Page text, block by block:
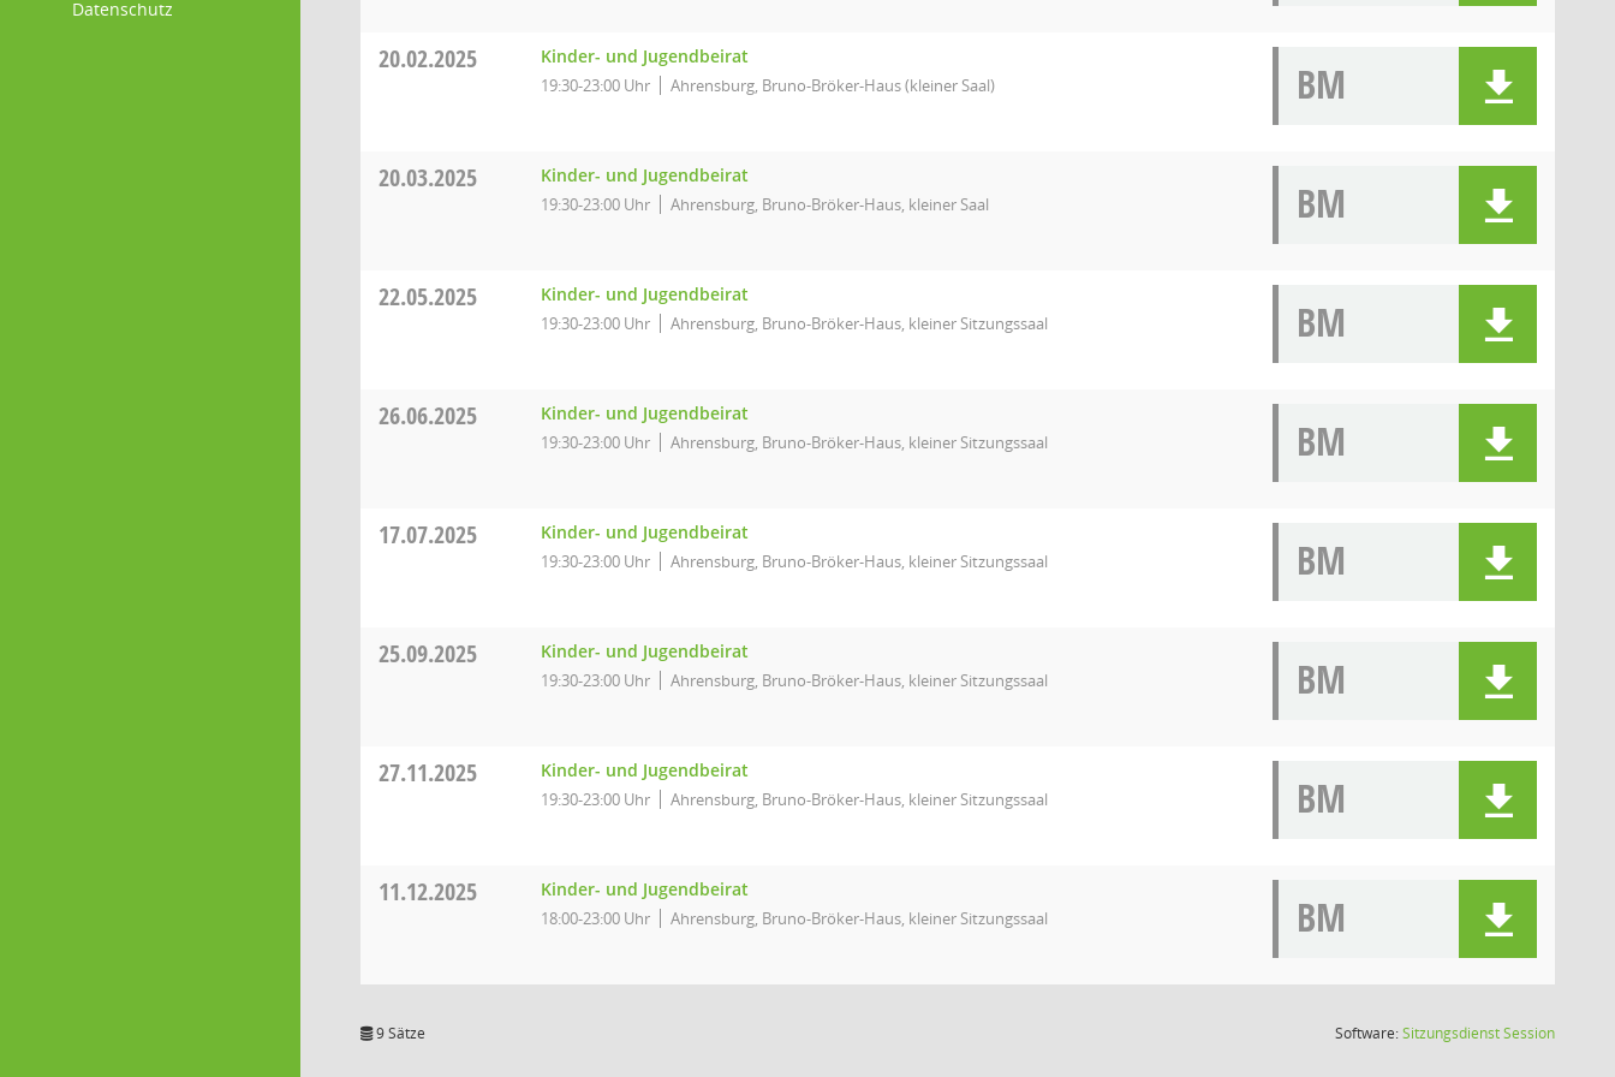
Datenschutz
20.02.2025 Kinder- und Jugendbeirat
19:30-23:00 Uhr Ahrensburg, Bruno-Bröker-Haus (kleiner Saal) BM
20.03.2025 Kinder- und Jugendbeirat
19:30-23:00 Uhr Ahrensburg, Bruno-Bröker-Haus, kleiner Saal BM
22.05.2025 Kinder- und Jugendbeirat
19:30-23:00 Uhr Ahrensburg, Bruno-Bröker-Haus, kleiner Sitzungssaal BM
26.06.2025 Kinder- und Jugendbeirat
19:30-23:00 Uhr Ahrensburg, Bruno-Bröker-Haus, kleiner Sitzungssaal BM
17.07.2025 Kinder- und Jugendbeirat
19:30-23:00 Uhr Ahrensburg, Bruno-Bröker-Haus, kleiner Sitzungssaal BM
25.09.2025 Kinder- und Jugendbeirat
19:30-23:00 Uhr Ahrensburg, Bruno-Bröker-Haus, kleiner Sitzungssaal BM
27.11.2025 Kinder- und Jugendbeirat
19:30-23:00 Uhr Ahrensburg, Bruno-Bröker-Haus, kleiner Sitzungssaal BM
11.12.2025 Kinder- und Jugendbeirat
18:00-23:00 Uhr Ahrensburg, Bruno-Bröker-Haus, kleiner Sitzungssaal BM
9 Sätze Software:SitzungsdienstSession(Wird in